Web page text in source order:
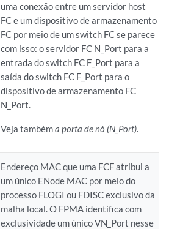
uma conexão entre um servidor host
FC e um dispositivo de armazenamento
FC por meio de um switch FC se parece
com isso: o servidor FC N_Port para a
entrada do switch FC F_Port para a
saída do switch FC F_Port para o
dispositivo de armazenamento FC
N_Port.
Veja tambéma porta de nó (N_Port).
Endereço MAC que uma FCF atribui a
um único ENode MAC por meio do
processo FLOGI ou FDISC exclusivo da
malha local. O FPMA identifica com
exclusividade um único VN_Port nesse